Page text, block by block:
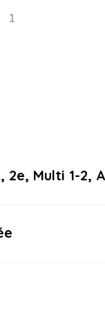
1
Multi 1-2,